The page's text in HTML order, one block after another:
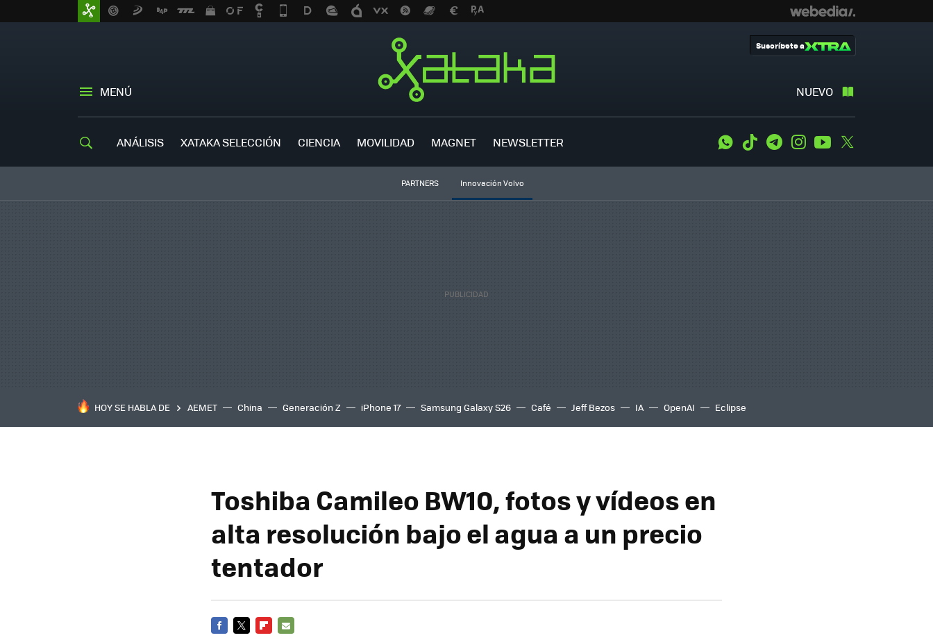
MENÚ NUEVO
Suscríbete a
ANÁLISIS XATAKA SELECCIÓN CIENCIA MOVILIDAD MAGNET NEWSLETTER WhatsApp
Tiktok TelegramInstagramYoutube
PARTNERS Innovación Volvo
HOY SE HABLA DE AEMET China Generación Z iPhone 17 Samsung Galaxy S26 Café Jeff Bezos IA OpenAI Eclipse
Toshiba Camileo BW10, fotos y vídeos en
alta resolución bajo el agua a un precio
tentador